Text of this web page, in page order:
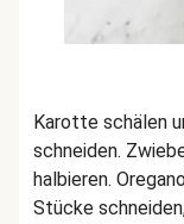
Karotte schälen
schneiden.
halbieren.
Stücke